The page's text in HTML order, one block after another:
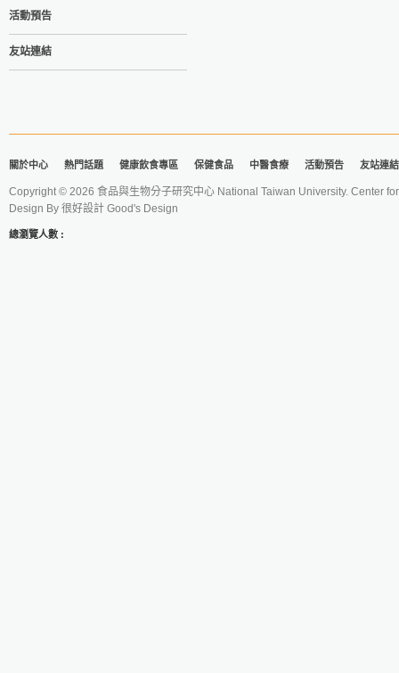
活動預告
友站連結
關於中心 熱門話題 健康飲食專區 保健食品 中醫食療 活動預告 友站連結
Copyright © 2026 食品與生物分子研究中心 National Taiwan University. Center
Design By 很好設計 Good's Design
總瀏覽人數 :